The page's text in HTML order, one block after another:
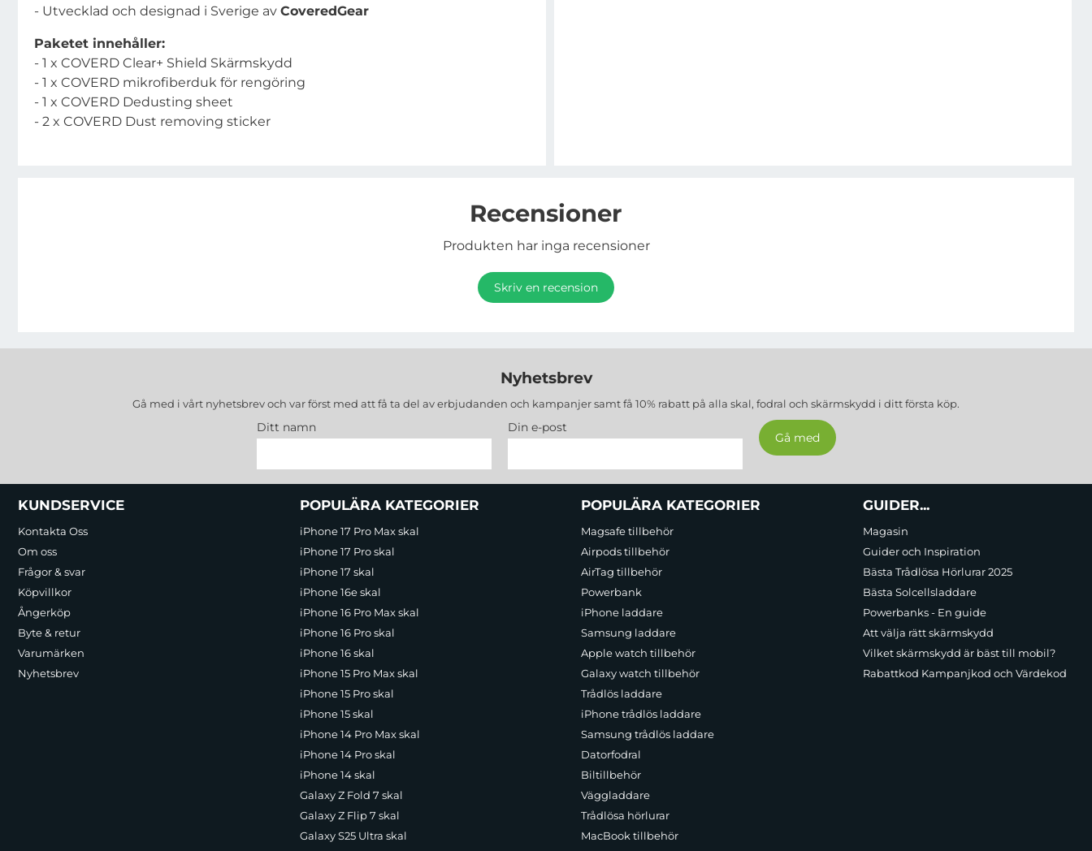
- Utvecklad och designad i Sverige av CoveredGear
Paketet innehåller:
- 1 x COVERD Clear+ Shield Skärmskydd
- 1 x COVERD mikrofiberduk för rengöring
- 1 x COVERD Dedusting sheet
- 2 x COVERD Dust removing sticker
Recensioner
Produkten har inga recensioner
Skriv en recension
Nyhetsbrev
Gå med i vårt nyhetsbrev och var först med att få ta del av erbjudanden och kampanjer samt få 10% rabatt på alla skal, fodral och skärmskydd i ditt första köp.
Ditt namn Din e-post
Sidfot Blandad info och länkar
KUNDSERVICE
Kontakta Oss
Om oss
Frågor & svar
Köpvillkor
Ångerköp
Byte & retur
Varumärken
Nyhetsbrev
POPULÄRA KATEGORIER
iPhone 17 Pro Max skal
iPhone 17 Pro skal
iPhone 17 skal
iPhone 16e skal
iPhone 16 Pro Max skal
iPhone 16 Pro skal
iPhone 16 skal
iPhone 15 Pro Max skal
iPhone 15 Pro skal
iPhone 15 skal
iPhone 14 Pro Max skal
iPhone 14 Pro skal
iPhone 14 skal
Galaxy Z Fold 7 skal
Galaxy Z Flip 7 skal
Galaxy S25 Ultra skal
POPULÄRA KATEGORIER
Magsafe tillbehör
Airpods tillbehör
AirTag tillbehör
Powerbank
iPhone laddare
Samsung laddare
Apple watch tillbehör
Galaxy watch tillbehör
Trådlös laddare
iPhone trådlös laddare
Samsung trådlös laddare
Datorfodral
Biltillbehör
Väggladdare
Trådlösa hörlurar
MacBook tillbehör
GUIDER...
Magasin
Guider och Inspiration
Bästa Trådlösa Hörlurar 2025
Bästa Solcellsladdare
Powerbanks - En guide
Att välja rätt skärmskydd
Vilket skärmskydd är bäst till mobil?
Rabattkod Kampanjkod och Värdekod